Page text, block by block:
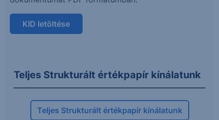
KID letöltése
Teljes Strukturált értékpapír kínálatunk
Teljes Strukturált értékpapír kínálatunk